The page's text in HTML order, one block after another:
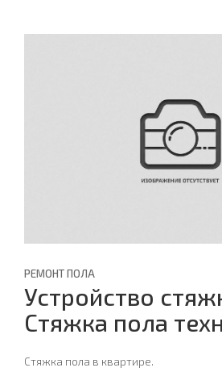
РЕМОНТ ПОЛА
Устройство
Стяжка пола
Стяжка пола в квартире.